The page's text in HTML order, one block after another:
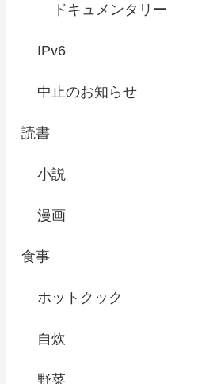
ドキュメンタリー
IPv6
中止のお知らせ
読書
小説
漫画
食事
ホットクック
自炊
野菜